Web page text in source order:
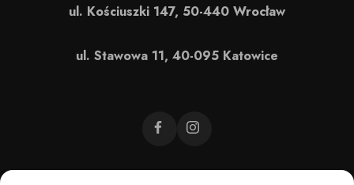
ul. Kościuszki 147, 50-440 Wrocław
ul. Stawowa 11, 40-095 Katowice